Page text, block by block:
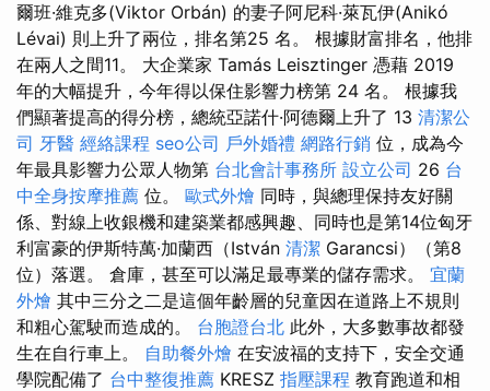
爾班·維克多(Viktor Orbán) 的妻子阿尼科·萊瓦伊(Anikó
Lévai) 則上升了兩位，排名第25 名。 根據財富排名，他排
在兩人之間11。 大企業家 Tamás Leisztinger 憑藉 2019
年的大幅提升，今年得以保住影響力榜第 24 名。 根據我
們顯著提高的得分榜，總統亞諾什·阿德爾上升了 13 清潔公
司 牙醫 經絡課程 seo公司 戶外婚禮 網路行銷 位，成為今
年最具影響力公眾人物第 台北會計事務所 設立公司 26 台
中全身按摩推薦 位。 歐式外燴 同時，與總理保持友好關
係、對線上收銀機和建築業都感興趣、同時也是第14位匈牙
利富豪的伊斯特萬·加蘭西（István 清潔 Garancsi）（第8
位）落選。 倉庫，甚至可以滿足最專業的儲存需求。 宜蘭
外燴 其中三分之二是這個年齡層的兒童因在道路上不規則
和粗心駕駛而造成的。 台胞證台北 此外，大多數事故都發
生在自行車上。 自助餐外燴 在安波福的支持下，安全交通
學院配備了 台中整復推薦 KRESZ 指壓課程 教育跑道和相